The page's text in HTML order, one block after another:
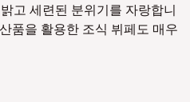
고 세련된 분위기를 자랑합니
품을 활용한 조식 뷔페도 매우